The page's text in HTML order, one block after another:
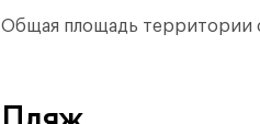
Общая площадь территории